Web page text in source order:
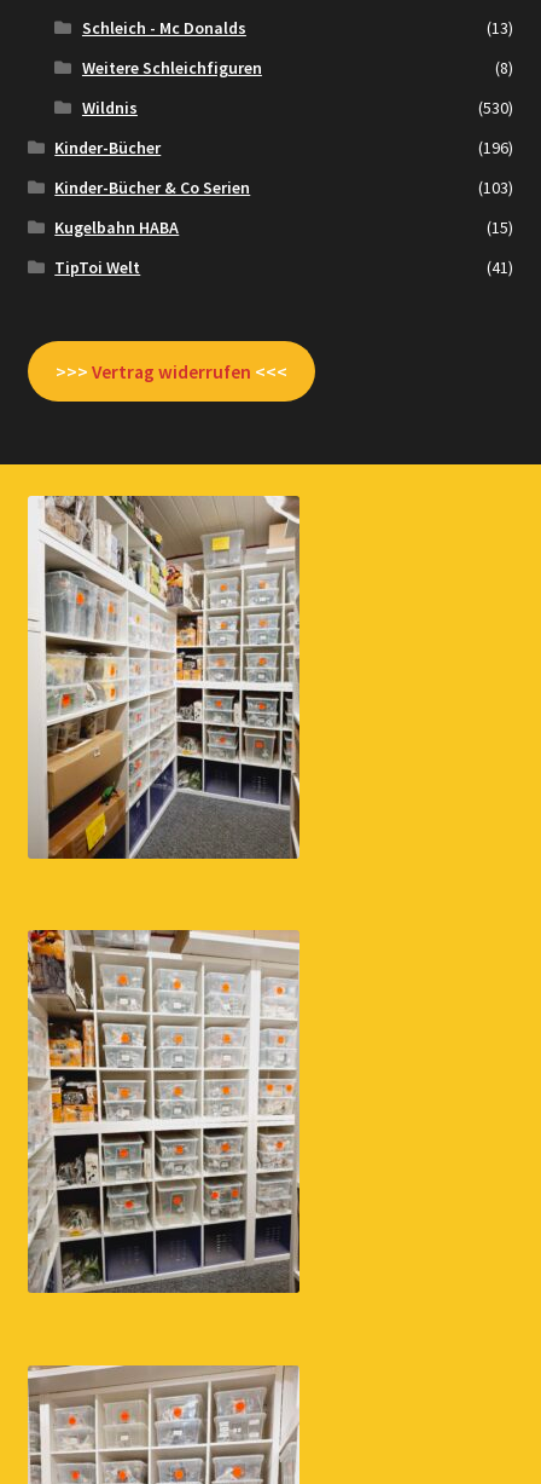
Schleich - Mc Donalds
(13)
Weitere Schleichfiguren
(8)
Wildnis
(530)
Kinder-Bücher
(196)
Kinder-Bücher & Co Serien
(103)
Kugelbahn HABA
(15)
TipToi Welt
(41)
>>> Vertrag widerrufen <<<